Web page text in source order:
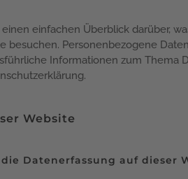
einfachen Überblick darüber,
besuchen. Personenbezogene
Informationen zum Thema
Website
Datenerfassung auf dieser